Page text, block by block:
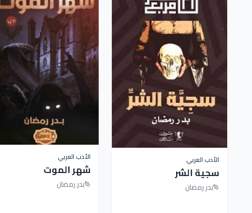
الأدب العربي
سجية الشر
بدر رمضان
الأدب العربي
شهر الموت
بدر رمضان